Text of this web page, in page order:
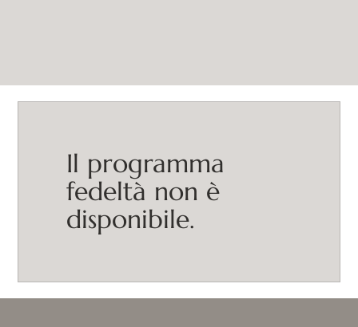
Il programma
fedeltà non è
disponibile.